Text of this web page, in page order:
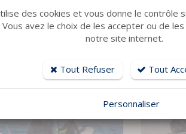
m Année : 2026
41 394 € TTC
Long :
des cookies et vous donne le contrôle
avez le choix de les accepter ou de
notre site internet.
Tout Refuser Tout
Personnaliser